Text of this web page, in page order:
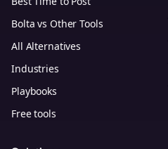
Bolta vs Other Tools
All Alternatives
Industries
Playbooks
Free tools